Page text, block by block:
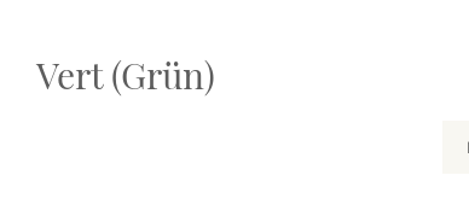
Vert (Grün)